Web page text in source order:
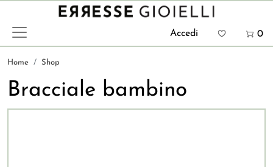
Salta al contenuto principale
Menu
Accedi 0
Home Shop
Bracciale bambino